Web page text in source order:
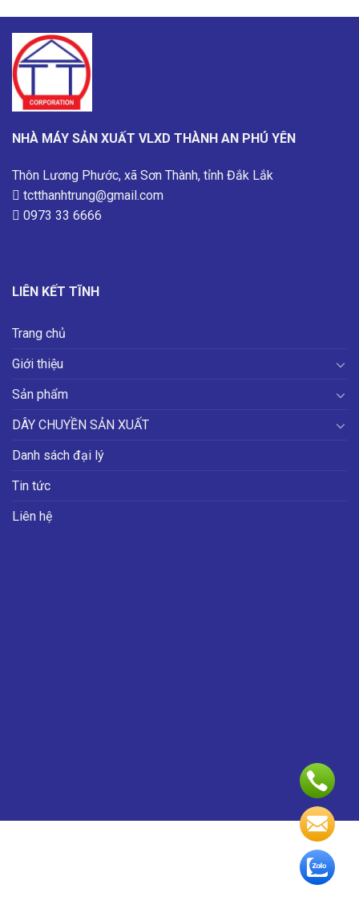
NHÀ MÁY SẢN XUẤT VLXD THÀNH AN PHÚ YÊN
Thôn Lương Phước, xã Sơn Thành, tỉnh Đắk Lắk
tctthanhtrung@gmail.com
0973 33 6666
LIÊN KẾT TĨNH
Trang chủ
Giới thiệu
Sản phẩm
DÂY CHUYỀN SẢN XUẤT
Danh sách đại lý
Tin tức
Liên hệ
Thiết kế